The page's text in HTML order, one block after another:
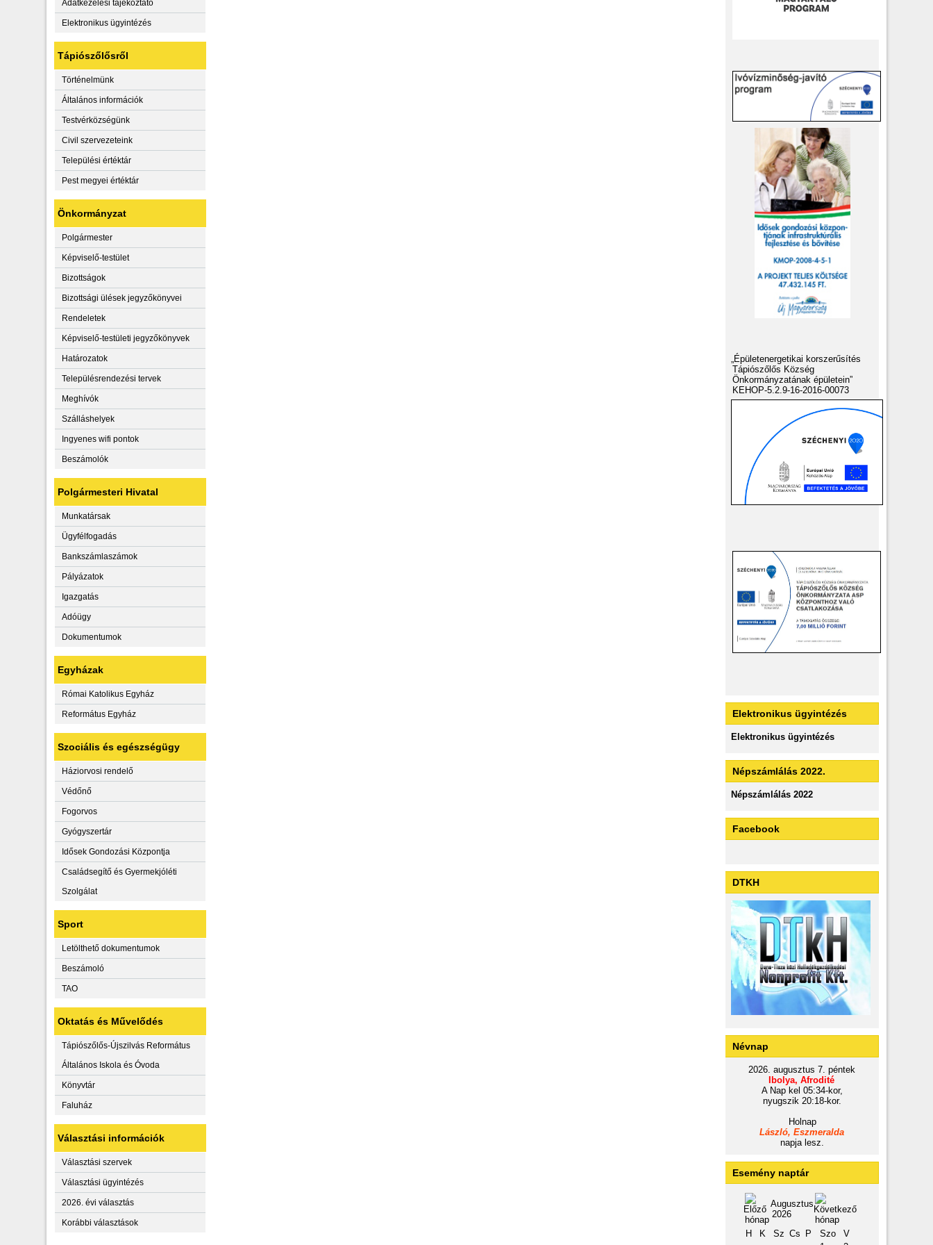
Adatkezelési tájékoztató
Elektronikus ügyintézés
Tápiószőlősről
Történelmünk
Általános információk
Testvérközségünk
Civil szervezeteink
Települési értéktár
Pest megyei értéktár
Önkormányzat
Polgármester
Képviselő-testület
Bizottságok
Bizottsági ülések jegyzőkönyvei
Rendeletek
Képviselő-testületi jegyzőkönyvek
Határozatok
Településrendezési tervek
Meghívók
Szálláshelyek
Ingyenes wifi pontok
Beszámolók
Polgármesteri Hivatal
Munkatársak
Ügyfélfogadás
Bankszámlaszámok
Pályázatok
Igazgatás
Adóügy
Dokumentumok
Egyházak
Római Katolikus Egyház
Református Egyház
Szociális és egészségügy
Háziorvosi rendelő
Védőnő
Fogorvos
Gyógyszertár
Idősek Gondozási Központja
Családsegítő és Gyermekjóléti
Szolgálat
Sport
Letölthető dokumentumok
Beszámoló
TAO
Oktatás és Művelődés
Tápiószőlős-Újszilvás Református
Általános Iskola és Óvoda
Könyvtár
Faluház
Választási információk
Választási szervek
Választási ügyintézés
2026. évi választás
Korábbi választások
„Épületenergetikai korszerűsítés
Tápiószőlős Község
Önkormányzatának épületein”
KEHOP-5.2.9-16-2016-00073
Elektronikus ügyintézés
Elektronikus ügyintézés
Népszámlálás 2022.
Népszámlálás 2022
Facebook
DTKH
Névnap
2026. augusztus 7. péntek
Ibolya, Afrodité
A Nap kel 05:34-kor,
nyugszik 20:18-kor.
Holnap
László, Eszmeralda
napja lesz.
Esemény naptár
Augusztus
2026
H
K Sz Cs P Szo
V